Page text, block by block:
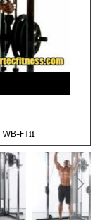
קרוס אובר פינתי לאימון פונקציונאלי דגם WB-FT11